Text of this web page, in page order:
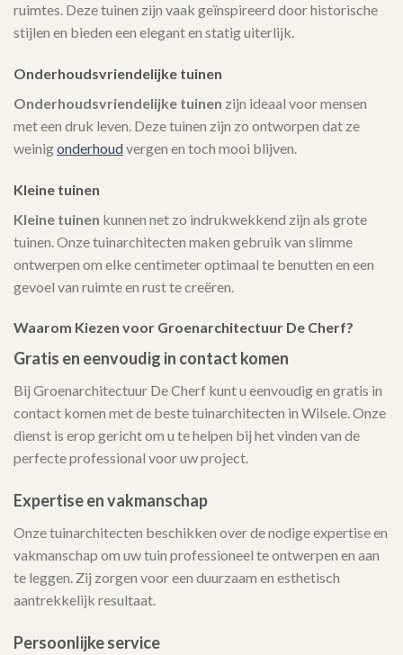
ruimtes. Deze tuinen zijn vaak geïnspireerd door historische
stijlen en bieden een elegant en statig uiterlijk.
Onderhoudsvriendelijke tuinen
Onderhoudsvriendelijke tuinen zijn ideaal voor mensen
met een druk leven. Deze tuinen zijn zo ontworpen dat ze
weinigonderhoudvergen en toch mooi blijven.
Kleine tuinen
Kleine tuinen kunnen net zo indrukwekkend zijn als grote
tuinen. Onze tuinarchitecten maken gebruik van slimme
ontwerpen om elke centimeter optimaal te benutten en een
gevoel van ruimte en rust te creëren.
Waarom Kiezen voor Groenarchitectuur De Cherf?
Gratis en eenvoudig in contact komen
Bij Groenarchitectuur De Cherf kunt u eenvoudig en gratis in
contact komen met de beste tuinarchitecten in Wilsele. Onze
dienst is erop gericht om u te helpen bij het vinden van de
perfecte professional voor uw project.
Expertise en vakmanschap
Onze tuinarchitecten beschikken over de nodige expertise en
vakmanschap om uw tuin professioneel te ontwerpen en aan
te leggen. Zij zorgen voor een duurzaam en esthetisch
aantrekkelijk resultaat.
Persoonlijke service